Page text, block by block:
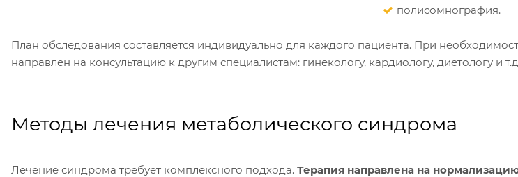
полисомнография.
План обследования составляется индивидуально для каждого пациента. При
направлен на консультацию к другим специалистам: гинекологу, кардиологу, диетологу и
Методы лечения метаболического синдрома
Лечение синдрома требует комплексного подхода. Терапия направлена на